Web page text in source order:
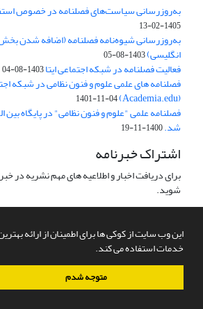
این وب سایت از کوکی ها برای اطمینان از ارائه
خدمات استفاده می کند.
متوجه شدم
به‌روزرسانی سیاست‌های فصلنامه در خصوص
1405-02-13
به‌روزرسانی شیوه‌نامه فصلنامه (اضافه شدن
انگلیسی)1403-08-05
فعالیت فصلنامه در شبکه اجتماعی ایتا1403-08-04
فصلنامه های علمی علوم و فنون نظامی در شبکه
(Academia.edu)
1401-11-04
شد.1400-11-19
اشتراک خبرنامه
برای دریافت اخبار و اطلاعیه های مهم نشریه در
شوید.
سامانه مدیریت نشریات علمی.طراحی و پیاده